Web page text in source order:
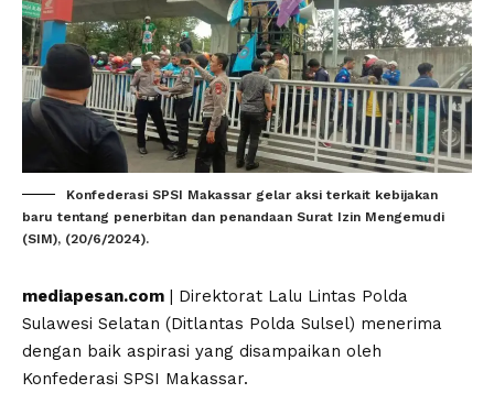
Konfederasi SPSI Makassar gelar aksi terkait kebijakan
baru tentang penerbitan dan penandaan Surat Izin Mengemudi
(SIM), (20/6/2024).
mediapesan.com | Direktorat Lalu Lintas Polda
Sulawesi Selatan (Ditlantas Polda Sulsel) menerima
dengan baik aspirasi yang disampaikan oleh
Konfederasi SPSI Makassar.